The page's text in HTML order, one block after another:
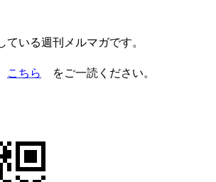
ている週刊メルマガです。
こちら をご一読ください。